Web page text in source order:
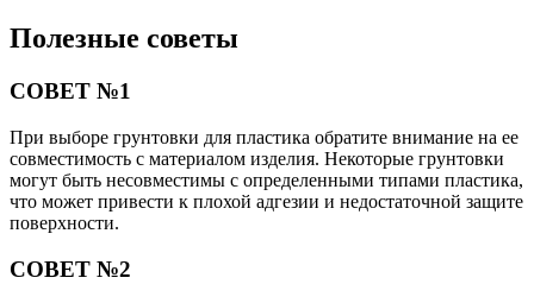
Полезные советы
СОВЕТ №1
При выборе грунтовки для пластика обратите внимание на ее
совместимость с материалом изделия. Некоторые грунтовки
могут быть несовместимы с определенными типами пластика,
что может привести к плохой адгезии и недостаточной защите
поверхности.
СОВЕТ №2